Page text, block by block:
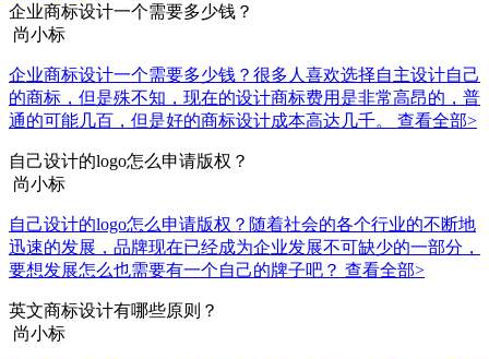
企业商标设计一个需要多少钱？
尚小标
企业商标设计一个需要多少钱？很多人喜欢选择自主设计自己
的商标，但是殊不知，现在的设计商标费用是非常高昂的，普
通的可能几百，但是好的商标设计成本高达几千。 查看全部>
自己设计的logo怎么申请版权？
尚小标
自己设计的logo怎么申请版权？随着社会的各个行业的不断地
迅速的发展，品牌现在已经成为企业发展不可缺少的一部分，
要想发展怎么也需要有一个自己的牌子吧？ 查看全部>
英文商标设计有哪些原则？
尚小标